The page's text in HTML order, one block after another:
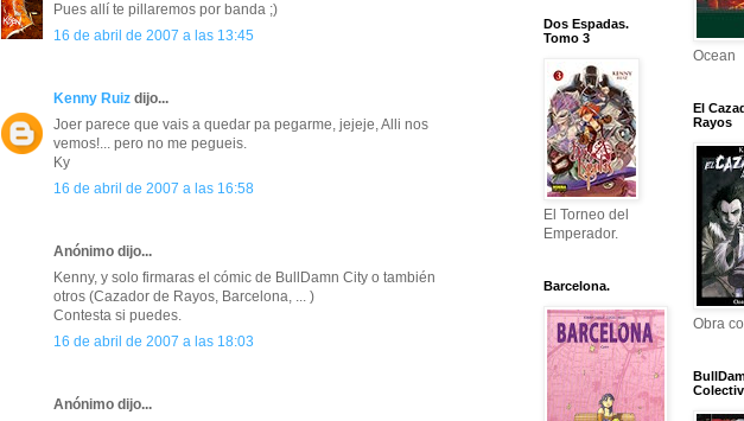
Pues allí te pillaremos por banda ;)
16 de abril de 2007 a las 13:45
Kenny Ruiz dijo...
Joer parece que vais a quedar pa pegarme, jejeje, Alli nos
vemos!... pero no me pegueis.
Ky
16 de abril de 2007 a las 16:58
Anónimo dijo...
Kenny, y solo firmaras el cómic de BullDamn City o también
otros (Cazador de Rayos, Barcelona, ... )
Contesta si puedes.
16 de abril de 2007 a las 18:03
Anónimo dijo...
Dos Espadas.
Tomo 3
El Torneo del
Emperador.
Barcelona.
Ocean
El
Rayos
Obra